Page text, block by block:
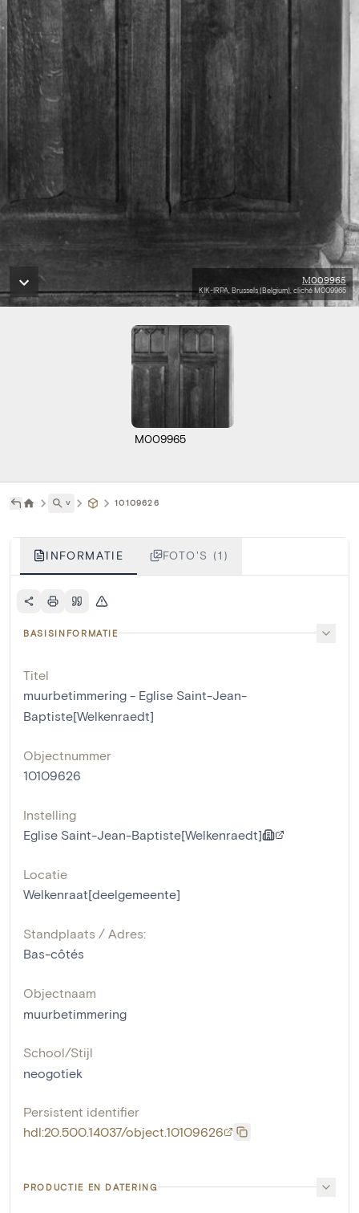
M009965
KIK-IRPA, Brussels (Belgium), cliché M009965
M009965
˅ 10109626
INFORMATIE FOTO'S (1)
BASISINFORMATIE
Titel
muurbetimmering - Eglise Saint-Jean-
Baptiste[Welkenraedt]
Objectnummer
10109626
Instelling
Eglise Saint-Jean-Baptiste[Welkenraedt]
Locatie
Welkenraat[deelgemeente]
Standplaats / Adres:
Bas-côtés
Objectnaam
muurbetimmering
School/Stijl
neogotiek
Persistent identifier
hdl:20.500.14037/object.10109626
PRODUCTIE EN DATERING